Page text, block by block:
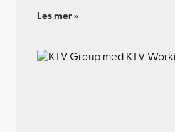
Les mer »